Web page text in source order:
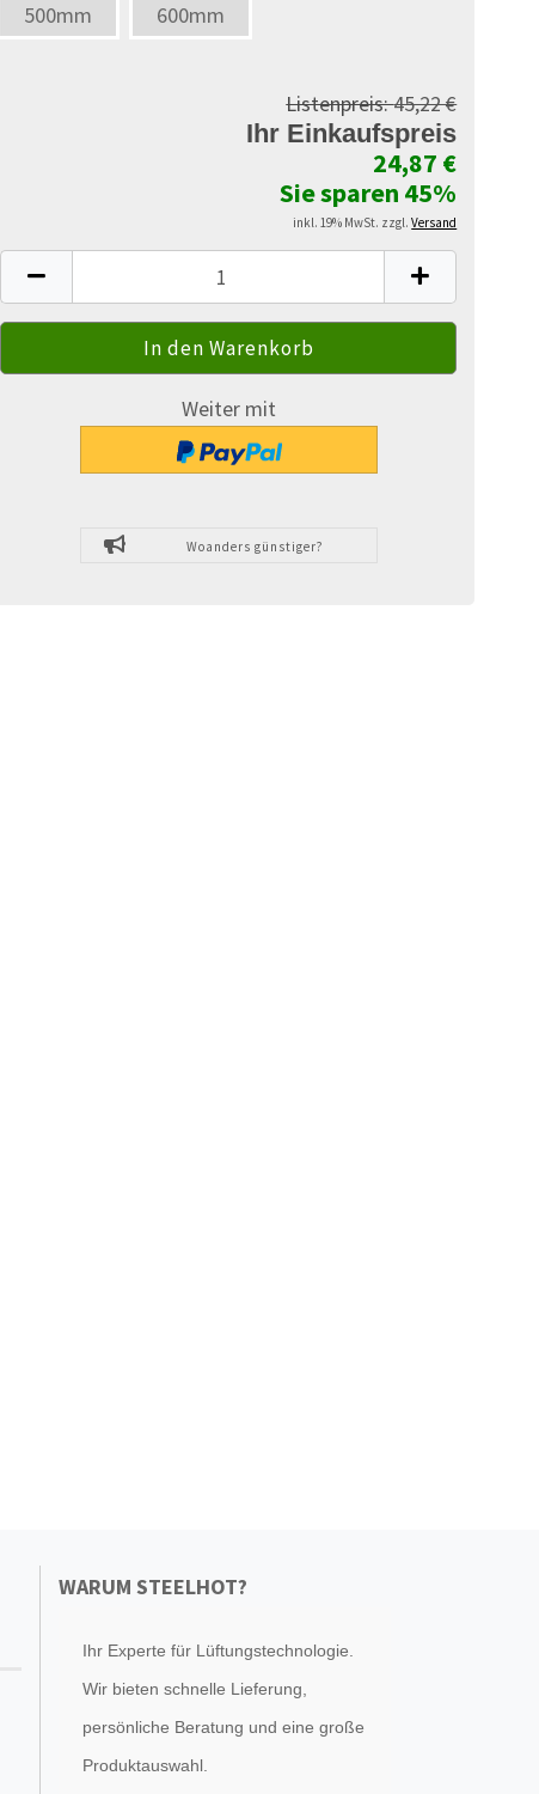
500mm 600mm
Listenpreis:45,22 €
Ihr Einkaufspreis
24,87 €
Sie sparen 45%
inkl. 19% MwSt. zzgl.Versand
Weiter mit
Woanders günstiger?
WARUM STEELHOT?
Ihr Experte für Lüftungstechnologie.
Wir bieten schnelle Lieferung,
persönliche Beratung und eine große
Produktauswahl.